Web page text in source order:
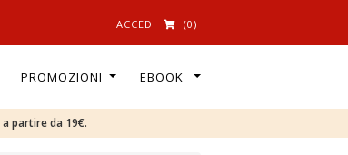
ACCEDI (0)
PROMOZIONI EBOOK
partire da 19€.